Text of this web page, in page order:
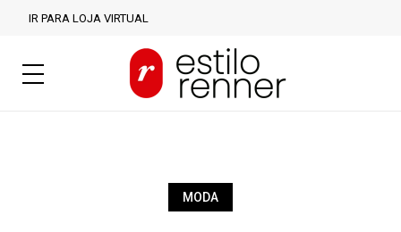
IR PARA LOJA VIRTUAL
MODA